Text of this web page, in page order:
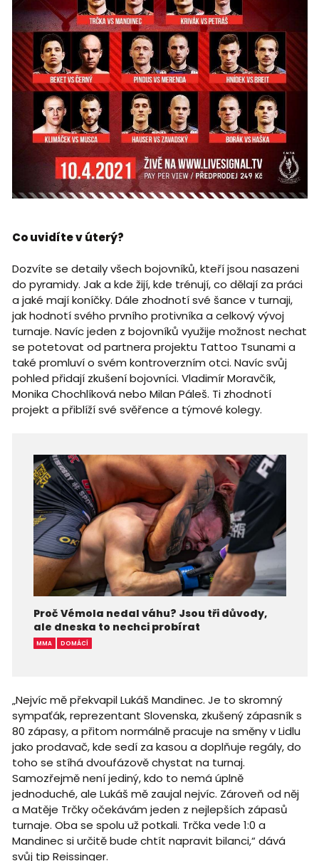
Co uvidíte v úterý?
Dozvíte se detaily všech bojovníků, kteří jsou nasazeni
do pyramidy. Jak a kde žijí, kde trénují, co dělají za práci
a jaké mají koníčky. Dále zhodnotí své šance v turnaji,
jak hodnotí svého prvního protivníka a celkový vývoj
turnaje. Navíc jeden z bojovníků využije možnost nechat
se potetovat od partnera projektu Tattoo Tsunami a
také promluví o svém kontroverzním otci. Navíc svůj
pohled přidají zkušení bojovníci. Vladimír Moravčík,
Monika Chochlíková nebo Milan Páleš. Ti zhodnotí
projekt a přiblíží své svěřence a týmové kolegy.
Proč Vémola nedal váhu? Jsou tři důvody,
ale dneska to nechci probírat
MMA DOMÁCÍ
„Nejvíc mě překvapil Lukáš Mandinec. Je to skromný
sympaťák, reprezentant Slovenska, zkušený zápasník s
80 zápasy, a přitom normálně pracuje na směny v Lidlu
jako prodavač, kde sedí za kasou a doplňuje regály, do
toho se stíhá dvoufázově chystat na turnaj.
Samozřejmě není jediný, kdo to nemá úplně
jednoduché, ale Lukáš mě zaujal nejvíc. Zároveň od něj
a Matěje Trčky očekávám jeden z nejlepších zápasů
turnaje. Oba se spolu už potkali. Trčka vede 1:0 a
Mandinec si určitě bude chtít napravit bilanci,“ dává
svůj tip Reissinger.